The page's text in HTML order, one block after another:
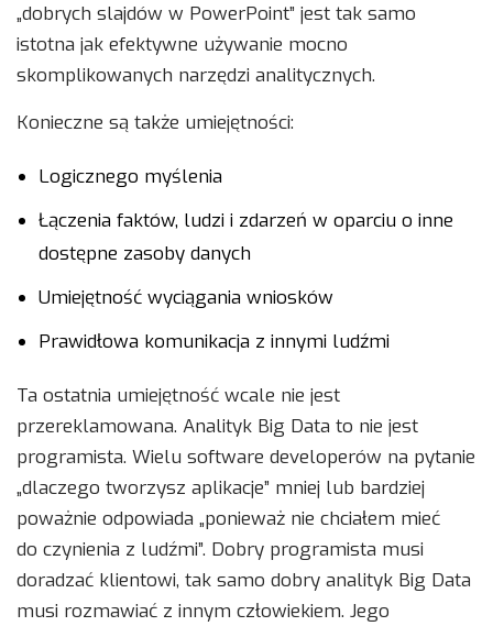
„dobrych slajdów w PowerPoint” jest tak samo
istotna jak efektywne używanie mocno
skomplikowanych narzędzi analitycznych.
Konieczne są także umiejętności:
Logicznego myślenia
Łączenia faktów, ludzi i zdarzeń w oparciu o inne
dostępne zasoby danych
Umiejętność wyciągania wniosków
Prawidłowa komunikacja z innymi ludźmi
Ta ostatnia umiejętność wcale nie jest
przereklamowana. Analityk Big Data to nie jest
programista. Wielu software developerów na pytanie
„dlaczego tworzysz aplikacje” mniej lub bardziej
poważnie odpowiada „ponieważ nie chciałem mieć
do czynienia z ludźmi”. Dobry programista musi
doradzać klientowi, tak samo dobry analityk Big Data
musi rozmawiać z innym człowiekiem. Jego